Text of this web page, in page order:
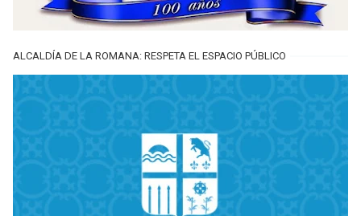
ALCALDÍA DE LA ROMANA: RESPETA EL ESPACIO PÚBLICO